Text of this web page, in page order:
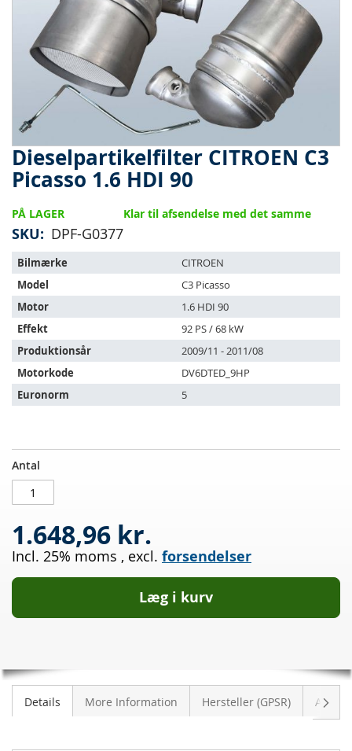
Dieselpartikelfilter CITROEN C3
Picasso 1.6 HDI 90
PÅ LAGER
SKU DPF-G0377
Klar til afsendelse med det samme
Varen
passer
til
følgende
køretøjer:
Bilmærke
CITROEN
Model
C3 Picasso
Motor
1.6 HDI 90
Effekt
92 PS / 68 kW
Produktionsår
2009/11 - 2011/08
Motorkode
DV6DTED_9HP
Euronorm
5
Dieselpartikelfilter
CITROEN
1.6
HDI
90
PÅ
LAGER
Antal
1.648,96 kr.
Incl. 25% moms , excl. forsendelser
Læg i kurv
Gå
til
starten
billedgalleriet
Details More Information Hersteller (GPSR)